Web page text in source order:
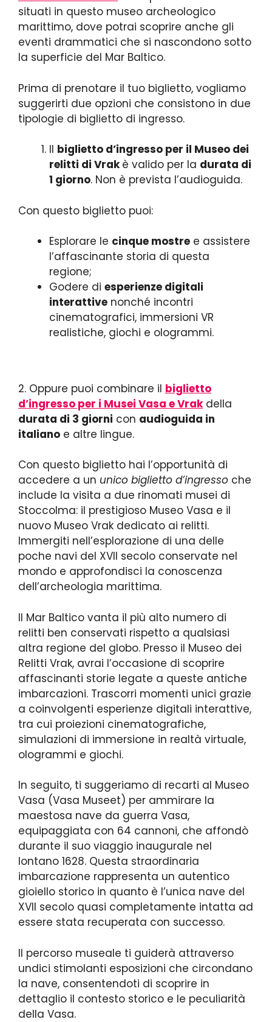
situati in questo museo archeologico
marittimo, dove potrai scoprire anche gli
eventi drammatici che si nascondono sotto
la superficie del Mar Baltico.
Prima di prenotare il tuo biglietto, vogliamo
suggerirti due opzioni che consistono in due
tipologie di biglietto di ingresso.
Il biglietto d’ingresso per il Museo dei
relitti di Vrakè valido per la durata di
1 giorno. Non è prevista l’audioguida.
Con questo biglietto puoi:
Esplorare le cinque mostre e assistere
l’affascinante storia di questa
regione;
Godere di esperienze digitali
interattive nonché incontri
cinematografici, immersioni VR
realistiche, giochi e ologrammi.
2. Oppure puoi combinare il biglietto
d’ingresso per i Musei Vasa e Vrakdella
durata di 3 giorni con audioguida in
italiano e altre lingue.
Con questo biglietto hai l’opportunità di
accedere a un unico biglietto d’ingresso che
include la visita a due rinomati musei di
Stoccolma: il prestigioso Museo Vasa e il
nuovo Museo Vrak dedicato ai relitti.
Immergiti nell’esplorazione di una delle
poche navi del XVII secolo conservate nel
mondo e approfondisci la conoscenza
dell’archeologia marittima.
Il Mar Baltico vanta il più alto numero di
relitti ben conservati rispetto a qualsiasi
altra regione del globo. Presso il Museo dei
Relitti Vrak, avrai l’occasione di scoprire
affascinanti storie legate a queste antiche
imbarcazioni. Trascorri momenti unici grazie
a coinvolgenti esperienze digitali interattive,
tra cui proiezioni cinematografiche,
simulazioni di immersione in realtà virtuale,
ologrammi e giochi.
In seguito, ti suggeriamo di recarti al Museo
Vasa (Vasa Museet) per ammirare la
maestosa nave da guerra Vasa,
equipaggiata con 64 cannoni, che affondò
durante il suo viaggio inaugurale nel
lontano 1628. Questa straordinaria
imbarcazione rappresenta un autentico
gioiello storico in quanto è l’unica nave del
XVII secolo quasi completamente intatta ad
essere stata recuperata con successo.
Il percorso museale ti guiderà attraverso
undici stimolanti esposizioni che circondano
la nave, consentendoti di scoprire in
dettaglio il contesto storico e le peculiarità
della Vasa.